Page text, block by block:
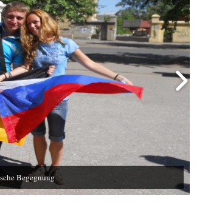
Begegnung